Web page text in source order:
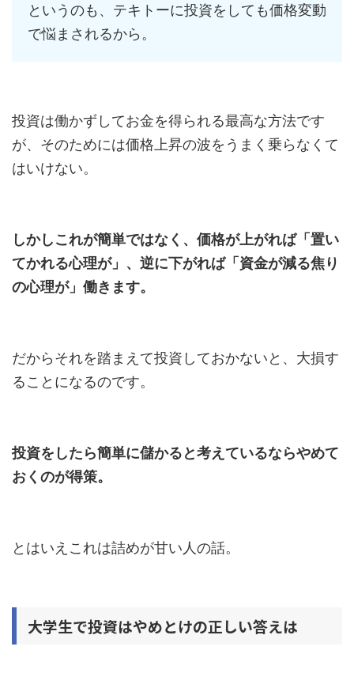
というのも、テキトーに投資をしても価格変動
で悩まされるから。
投資は働かずしてお金を得られる最高な方法です
が、そのためには価格上昇の波をうまく乗らなくて
はいけない。
しかしこれが簡単ではなく、価格が上がれば「置い
てかれる心理が」、逆に下がれば「資金が減る焦り
の心理が」働きます。
だからそれを踏まえて投資しておかないと、大損す
ることになるのです。
投資をしたら簡単に儲かると考えているならやめて
おくのが得策。
とはいえこれは詰めが甘い人の話。
大学生で投資はやめとけの正しい答えは